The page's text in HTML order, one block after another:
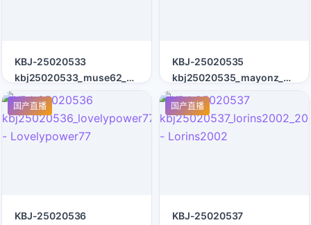
KBJ-25020533
kbj25020533_muse62_20241212
- Muse62
KBJ-25020535
- Mayonz
国产直播
KBJ-25020536
国产直播
KBJ-25020537